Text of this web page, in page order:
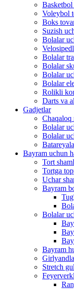
Voleybol
Boks
Suzish
Bolalar
Bolalar
Bolalar
Bolalar
Bolalar
Rolikli
Darts va
Gadjetlar
Chaqaloq
Bolalar
Bolalar
Bayram uchun
Tort
Tortga
Uchar
Bayram
Bolalar
Bayram
Stretch